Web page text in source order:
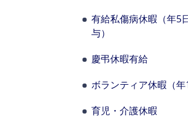
有給私傷病休暇（年5
与）
慶弔休暇有給
ボランティア休暇（年
育児・介護休暇